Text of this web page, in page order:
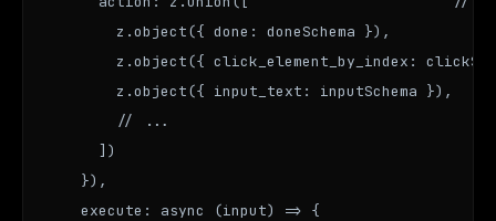
        z.object({ done: doneSchema }),
z.object({ click_element_by_index:
        z.object({ input_text: inputSchema }),
        // ...
      ])
    }),
    execute: async (input) => {